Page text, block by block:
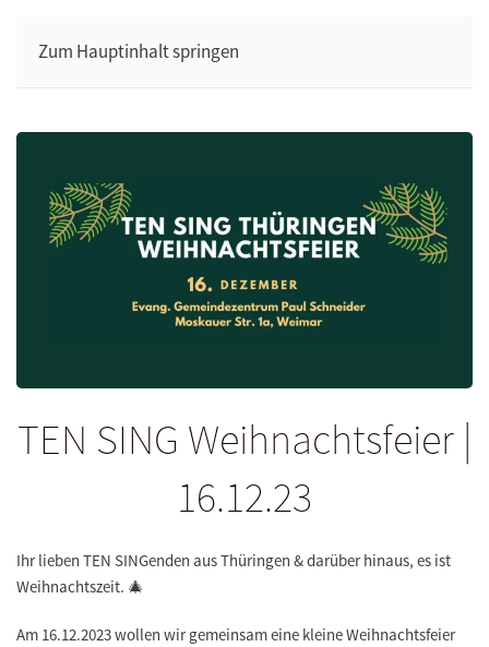
Zum Hauptinhalt springen
TEN SING Weihnachtsfeier |
16.12.23
Ihr lieben TEN SINGenden aus Thüringen & darüber hinaus, es ist
Weihnachtszeit. 🎄
Am 16.12.2023 wollen wir gemeinsam eine kleine Weihnachtsfeier